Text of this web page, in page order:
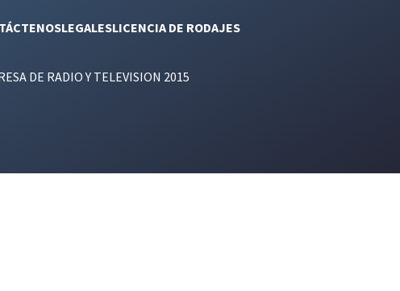
LEGALESLICENCIA DE RODAJES
DE RADIO Y TELEVISION 2015